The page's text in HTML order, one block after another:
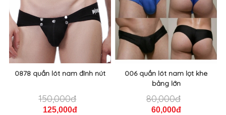
0878 quần lót nam đính nút
150,000đ
125,000đ
006 quần lót nam lọt khe
bảng lớn
80,000đ
60,000đ